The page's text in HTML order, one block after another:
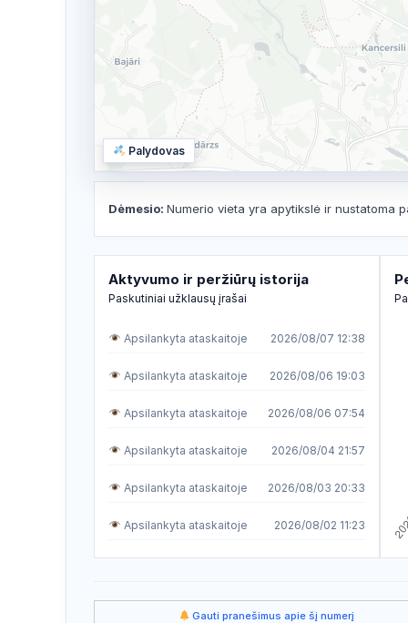
Palydovas
Dėmesio: Numerio vieta yra apytikslė ir nustatoma
Aktyvumo ir peržiūrų istorija
Paskutiniai užklausų įrašai
Apsilankyta ataskaitoje 2026/08/07 12:38
Apsilankyta ataskaitoje 2026/08/06 19:03
Apsilankyta ataskaitoje 2026/08/06 07:54
Apsilankyta ataskaitoje 2026/08/04 21:57
Apsilankyta ataskaitoje 2026/08/03 20:33
Apsilankyta ataskaitoje 2026/08/02 11:23
Apsilankyta ataskaitoje 2026/07/30 02:38
Gauti pranešimus apie šį numerį